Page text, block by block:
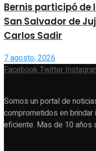
Bernis participó de
San Salvador de
Carlos Sadir
7 agosto, 2026
FacebookTwitter
Somos un portal de
comprometidos en
eficiente. Mas de 10 años